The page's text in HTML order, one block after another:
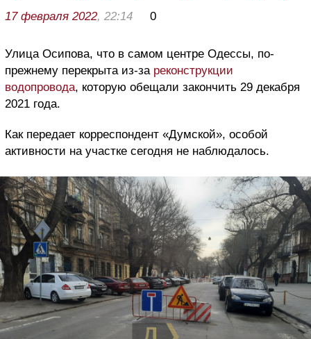
17 февраля 2022, 22:14 0
Улица Осипова, что в самом центре Одессы, по-
прежнему перекрыта из-зареконструкции
водопровода, которую обещали закончить 29 декабря
2021 года.
Как передает корреспондент «Думской», особой
активности на участке сегодня не наблюдалось.